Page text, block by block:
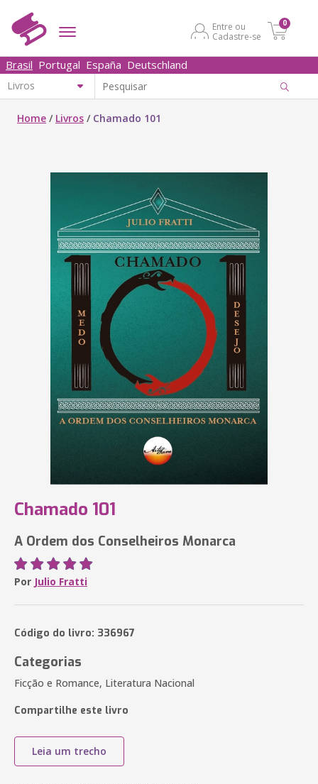
Entre ou
Cadastre-se
0
Brasil Portugal España Deutschland
Home / Livros / Chamado 101
Chamado 101
A Ordem dos Conselheiros Monarca
Por Julio Fratti
Código do livro: 336967
Categorias
Ficção e Romance, Literatura Nacional
Compartilhe este livro
Leia um trecho